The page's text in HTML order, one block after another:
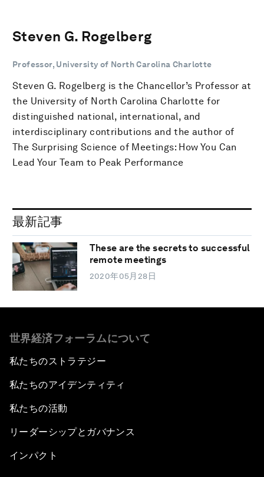
Steven G. Rogelberg
Professor, University of North Carolina Charlotte
Steven G. Rogelberg is the Chancellor’s Professor at
the University of North Carolina Charlotte for
distinguished national, international, and
interdisciplinary contributions and the author of
The Surprising Science of Meetings: How You Can
Lead Your Team to Peak Performance
最新記事
These are the secrets to successful
remote meetings
2020年05月28日
世界経済フォーラムについて
私たちのストラテジー
私たちのアイデンティティ
私たちの活動
リーダーシップとガバナンス
インパクト